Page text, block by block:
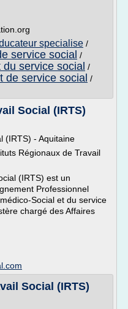
specialise /
service social /
service social /
de service social /
Social (IRTS)
(IRTS) - Aquitaine
Régionaux de Travail
(IRTS) est un
Professionnel
Social et du service
chargé des Affaires
Social (IRTS)